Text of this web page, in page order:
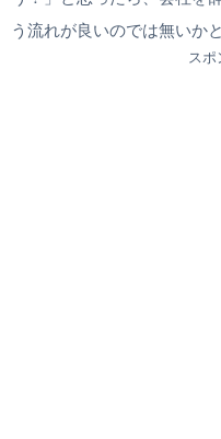
う流れが良いのでは無いか
スポ